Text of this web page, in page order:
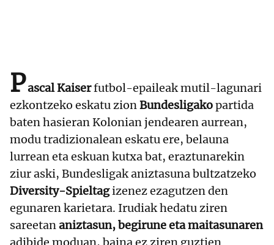
Pascal Kaiserfutbol-epaileak mutil-lagunari
ezkontzeko eskatu zionBundesligakopartida
baten hasieran Kolonian jendearen aurrean,
modu tradizionalean eskatu ere, belauna
lurrean eta eskuan kutxa bat, eraztunarekin
ziur aski, Bundesligak aniztasuna bultzatzeko
Diversity-Spieltagizenez ezagutzen den
egunaren karietara. Irudiak hedatu ziren
sareetananiztasun, begirune eta maitasunaren